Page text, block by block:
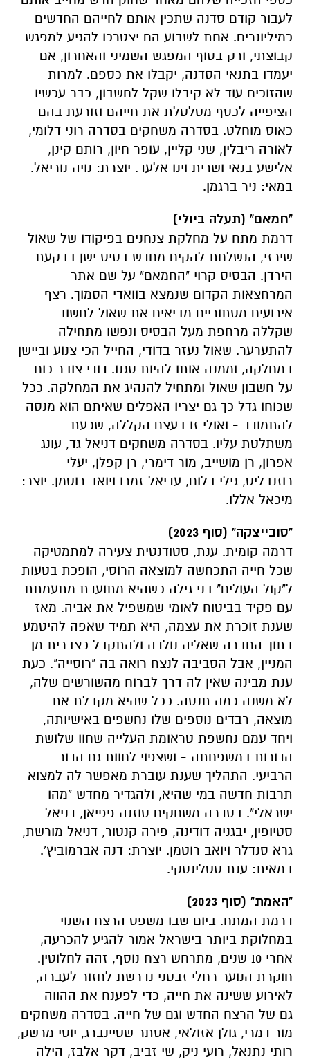
לעבור קודם סדנה שתכין אותם לחייהם החדשים
כמיליונרים. אחת לשבוע הם יצטרכו להגיע למפגש
קבוצתי, ורק בסוף המפגש השמיני והאחרון, אם
יעמדו בתנאי הסדנה, יקבלו את כספם. למרות
שהזוכים עוד לא קיבלו שקל לחשבון, כבר עכשיו
הציפייה לכסף מטלטלת את חייהם וזורעת בהם
כאוס מוחלט. בסדרה משחקים בסדרה רוני דלומי,
לאורה ריבלין, שני קליין, עופר חיון, רותם קינן,
אלישע בנאי ושרית וינו אלעד. יוצרת: נויה נוריאל.
במאי: ניר ברגמן.
"חמאם" (תעלה ביולי)
דרמת מתח על מחלקת צנחנים בפיקודו של שאול
שירזי, הנשלחת להקים מחדש בסיס ישן בבקעת
הירדן. הבסיס קרוי "החמאם" על שם אתר
המרחצאות הקדום שנמצא בוואדי הסמוך. רצף
אירועים מסתוריים מביאים את שאול לחשוב
שקללה מרחפת מעל הבסיס ונפשו מתחילה
להתערער. שאול נעזר בדודי, החייל הכי צנוע וביישן
במחלקה, וממנה אותו להיות סגנו. דודי צובר כוח
על חשבון שאול ומתחיל להנהיג את המחלקה. ככל
שכוחו גדל כך גם יצריו האפלים שאיתם הוא מנסה
להתמודד - ואולי זו בעצם הקללה, שכעת
משתלטת עליו. בסדרה משחקים דניאל גד, עונג
אפרון, רן מושייב, מור דימרי, רן קפלן, יעלי
רוזנבליט, גילי בלום, עדיאל זמרו ויואב רוטמן. יוצר:
מיכאל אללו.
"סובייצקה" (סוף 2023)
דרמה קומית. ענת, סטודנטית צעירה למתמטיקה
שכל חייה התכחשה למוצאה הרוסי, הופכת בטעות
ל"קול העולים" בני גילה כשהיא מתועדת מתעמתת
עם פקיד בביטוח לאומי שמשפיל את אביה. מאז
שענת זוכרת את עצמה, היא תמיד שאפה להיטמע
בתוך החברה שאליה נולדה ולהתקבל כצברית מן
המניין, אבל הסביבה לנצח רואה בה "רוסייה". כעת
ענת מבינה שאין לה דרך לברוח מהשורשים שלה,
לא משנה כמה תנסה. ככל שהיא מקבלת את
מוצאה, רבדים נוספים שלו נחשפים באישיותה,
ויחד עמם נחשפת טראומת העלייה שחוו שלושת
הדורות במשפחתה - ושצפוי לחוות גם הדור
הרביעי. התהליך שענת עוברת מאפשר לה למצוא
תרבות חדשה במי שהיא, ולהגדיר מחדש "מהו
ישראלי". בסדרה משחקים סוזנה פפיאן, דניאל
סטיופין, יבגניה דודינה, פירה קנטור, דניאל מורשת,
גרא סנדלר ויואב רוטמן. יוצרת: דנה אברמוביץ'.
במאית: ענת סטלינסקי.
"האמת" (סוף 2023)
דרמת המתח. ביום שבו משפט הרצח השנוי
במחלוקת ביותר בישראל אמור להגיע להכרעה,
אחרי 10 שנים, מתרחש רצח נוסף, זהה לחלוטין.
חוקרת הנוער רחלי זבטני נדרשת לחזור לעברה,
לאירוע ששינה את חייה, כדי לפענח את ההווה -
גם של הרצח החדש וגם של חייה. בסדרה משחקים
מור דמרי, גולן אזולאי, אסתר שטיינברג, יוסי מרשק,
רותי נתנאל, רועי ניק, שי זביב, דקר אלבז, הילה